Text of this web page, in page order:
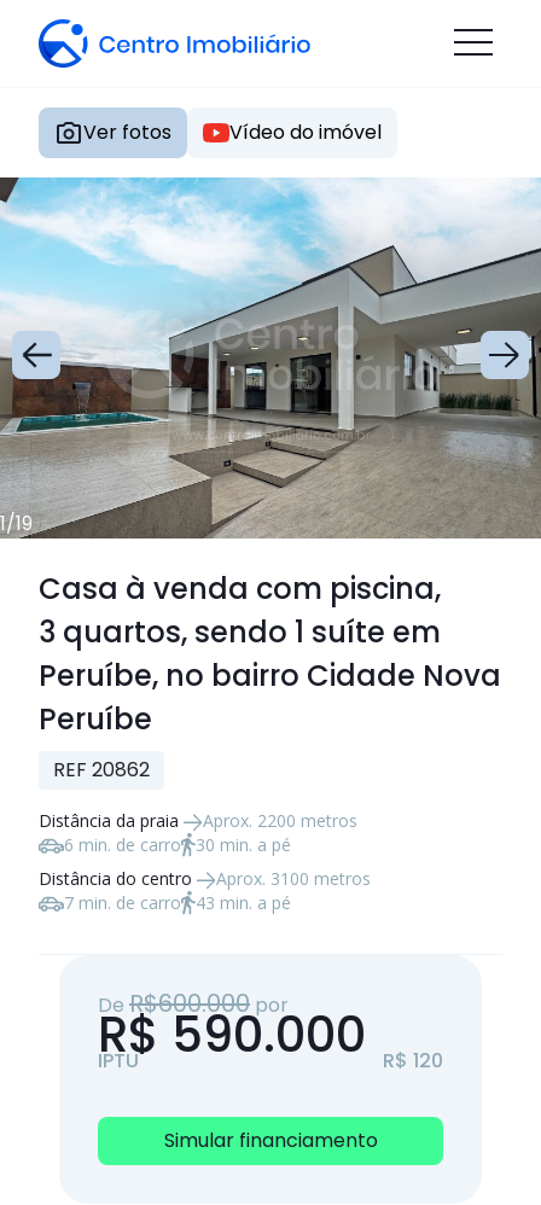
Ver fotos Vídeo do imóvel
1/19
Casa à venda com piscina,
3 quartos, sendo 1 suíte em
Peruíbe, no bairro Cidade Nova
Peruíbe
REF 20862
Distância da praia
Aprox. 2200 metros
6 min. de carro
30 min. a pé
Distância do centro
Aprox. 3100 metros
7 min. de carro
43 min. a pé
De R$600.000 por
R$ 590.000
IPTU R$ 120
Simular financiamento